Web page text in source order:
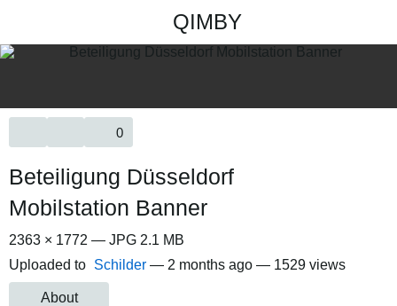
QIMBY
0
Beteiligung Düsseldorf
Mobilstation Banner
2363 × 1772 — JPG 2.1 MB
Uploaded to Schilder — 2 months ago — 1529 views
About